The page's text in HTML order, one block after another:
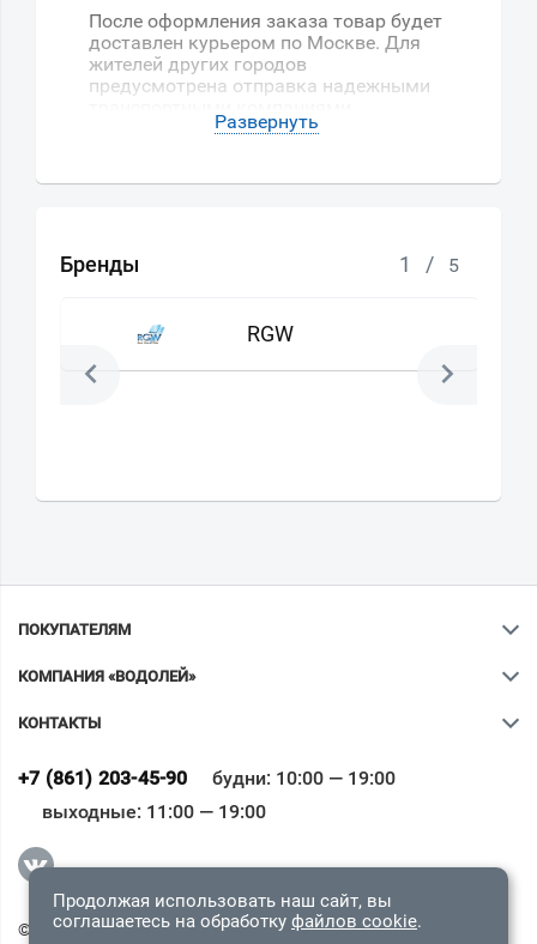
После оформления заказа товар будет
доставлен курьером по Москве. Для
жителей других городов
предусмотрена отправка надежными
Бренды 1 / 5
RGW
ПОКУПАТЕЛЯМ
КОМПАНИЯ «ВОДОЛЕЙ»
КОНТАКТЫ
+7 (861) 203-45-90
будни: 10:00 — 19:00
выходные: 11:00 — 19:00
© 2009-2026 «Водолей Онлайн». Все права защищены.
Всё верно
Продолжая использовать наш сайт, вы
соглашаетесь на обработку файлов cookie.